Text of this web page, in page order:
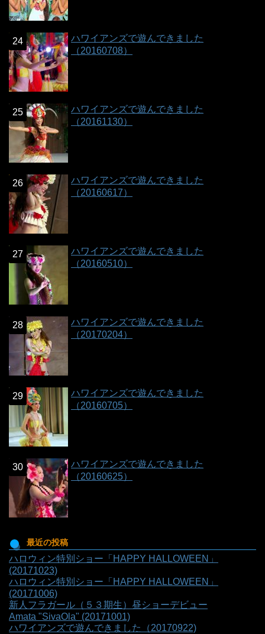
ハワイアンズで遊んできました
（20160708）
ハワイアンズで遊んできました
（20161130）
ハワイアンズで遊んできました
（20160617）
ハワイアンズで遊んできました
（20160510）
ハワイアンズで遊んできました
（20170204）
ハワイアンズで遊んできました
（20160705）
ハワイアンズで遊んできました
（20160625）
最近の投稿
ハロウィン特別ショー「HAPPY HALLOWEEN」
(20171023)
ハロウィン特別ショー「HAPPY HALLOWEEN」
(20171006)
新人フラガール（５３期生）昼ショーデビュー
Amata "SivaOla" (20171001)
ハワイアンズで遊んできました（20170922)